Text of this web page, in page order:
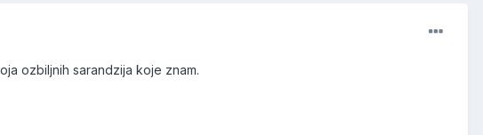
ozbiljnih sarandzija koje znam.